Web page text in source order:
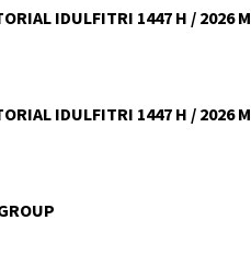
IDULFITRI 1447 H / 2026 M
IDULFITRI 1447 H / 2026 M